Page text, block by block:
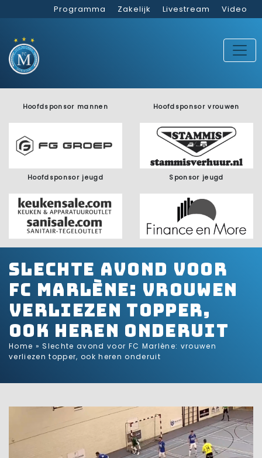
Programma Zakelijk Livestream Video
Hoofdsponsor mannen Hoofdsponsor vrouwen
Hoofdsponsor jeugd Sponsor jeugd
Slechte avond voor
FC Marlène: vrouwen
verliezen topper,
ook heren onderuit
Home »Slechte avond voor FC Marlène: vrouwen
verliezen topper, ook heren onderuit